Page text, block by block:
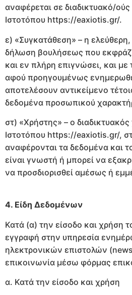
αναφέρεται σε διαδικτυακό/
Ιστοτόπου https://eaxiotis.gr/.
ε) «Συγκατάθεση» – η ελεύθερη,
δήλωση βουλήσεως που
και εν πλήρη επιγνώσει, και
αφού προηγουμένως
αποτελέσουν αντικείμενο
δεδομένα προσωπικού
στ) «Χρήστης» – ο
Ιστοτόπου https://eaxiotis.gr/,
αναφέρονται τα δεδομένα και
είναι γνωστή ή μπορεί να
να προσδιορισθεί αμέσως ή
4. Είδη Δεδομένων
Κατά (α) την είσοδο και χρήση
εγγραφή στην υπηρεσία
ηλεκτρονικών επιστολών
επικοινωνία μέσω φόρμας
α. Κατά την είσοδο και χρήση